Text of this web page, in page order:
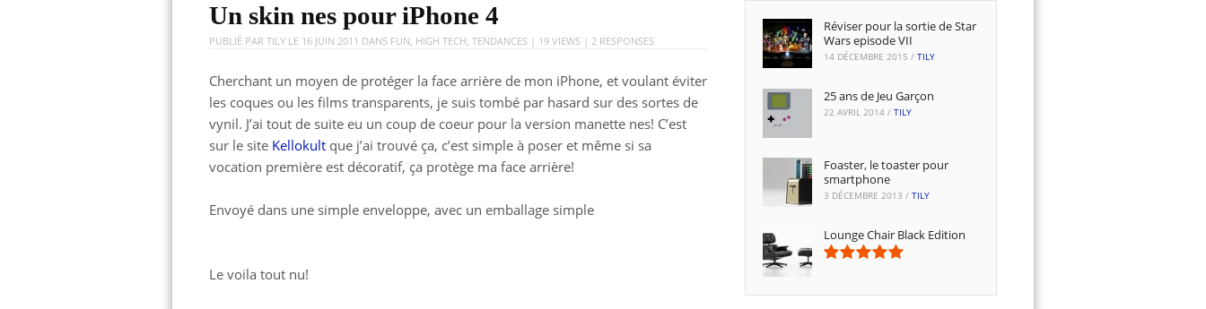
Un skin nes pour iPhone 4
PUBLIÉ PARTILY LE 16 JUIN 2011 DANS FUN, HIGH TECH,TENDANCES | 19 VIEWS |2 RESPONSES
Cherchant un moyen de protéger la face arrière de mon iPhone, et voulant éviter
les coques ou les films transparents, je suis tombé par hasard sur des sortes de
vynil. J’ai tout de suite eu un coup de coeur pour la version manette nes! C’est
sur le site Kellokult que j’ai trouvé ça, c’est simple à poser et même si sa
vocation première est décoratif, ça protège ma face arrière!
Envoyé dans une simple enveloppe, avec un emballage simple
Le voila tout nu!
Réviser pour la sortie de Star
Wars episode VII
14 DÉCEMBRE 2015 /TILY
25 ans de Jeu Garçon
22 AVRIL 2014 /TILY
Foaster, le toaster pour
smartphone
3 DÉCEMBRE 2013 /TILY
Lounge Chair Black Edition